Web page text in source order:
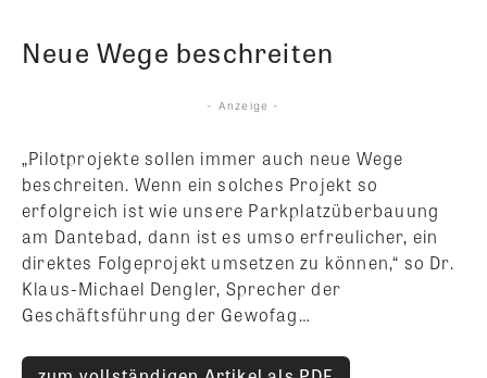
Neue Wege beschreiten
- Anzeige -
„Pilotprojekte sollen immer auch neue Wege
beschreiten. Wenn ein solches Projekt so
erfolgreich ist wie unsere Parkplatzüberbauung
am Dantebad, dann ist es umso erfreulicher, ein
direktes Folgeprojekt umsetzen zu können,“ so Dr.
Klaus-Michael Dengler, Sprecher der
Geschäftsführung der Gewofag…